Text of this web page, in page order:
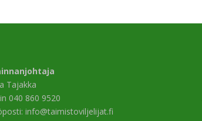
Tajakka
040 860 9520
info@taimistoviljelijat.fi